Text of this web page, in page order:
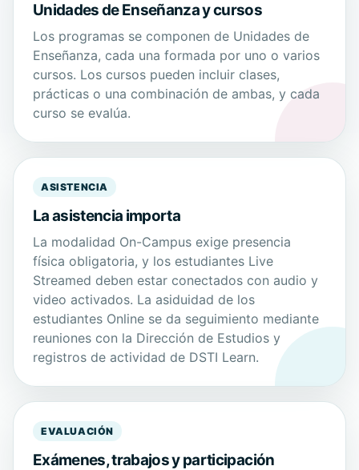
Unidades de Enseñanza y cursos
Los programas se componen de Unidades de
Enseñanza, cada una formada por uno o varios
cursos. Los cursos pueden incluir clases,
prácticas o una combinación de ambas, y cada
curso se evalúa.
ASISTENCIA
La asistencia importa
La modalidad On-Campus exige presencia
física obligatoria, y los estudiantes Live
Streamed deben estar conectados con audio y
video activados. La asiduidad de los
estudiantes Online se da seguimiento mediante
reuniones con la Dirección de Estudios y
registros de actividad de DSTI Learn.
EVALUACIÓN
Exámenes, trabajos y participación